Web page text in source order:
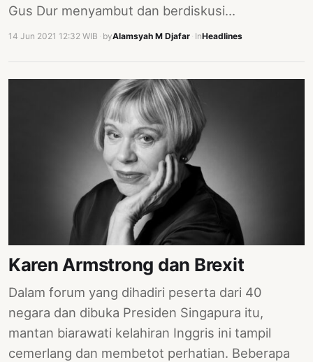
Gus Dur menyambut dan berdiskusi…
14 Jun 2021 12:32 WIB byAlamsyah M Djafar InHeadlines
Karen Armstrong dan Brexit
Dalam forum yang dihadiri peserta dari 40
negara dan dibuka Presiden Singapura itu,
mantan biarawati kelahiran Inggris ini tampil
cemerlang dan membetot perhatian. Beberapa